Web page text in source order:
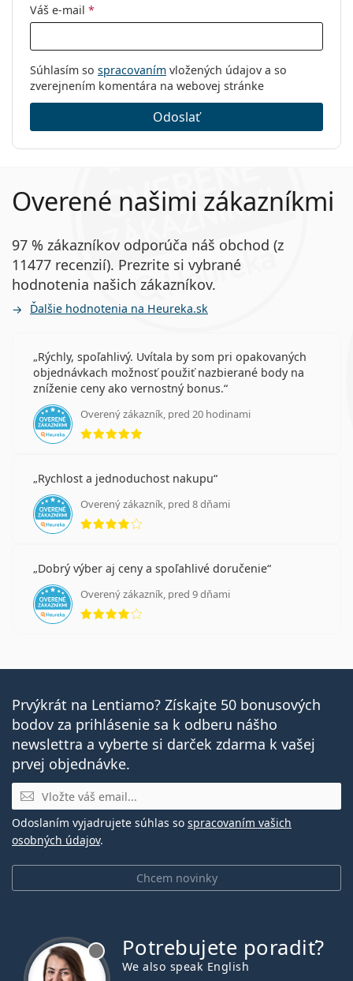
Váš e-mail *
Súhlasím so spracovaním vložených údajov a so
zverejnením komentára na webovej stránke
Odoslať
Overené našimi zákazníkmi
97 % zákazníkov odporúča náš obchod (z
11477 recenzií). Prezrite si vybrané
hodnotenia našich zákazníkov.
Ďalšie hodnotenia na Heureka.sk
Rýchly, spoľahlivý. Uvítala by som pri opakovaných
objednávkach možnosť použiť nazbierané body na
zníženie ceny ako vernostný bonus.
Overený zákazník, pred 20 hodinami
hodnotenie 5 z 5
Rychlost a jednoduchost nakupu
Overený zákazník, pred 8 dňami
hodnotenie 4 z 5
Dobrý výber aj ceny a spoľahlivé doručenie
Overený zákazník, pred 9 dňami
hodnotenie 4 z 5
Prvýkrát na Lentiamo? Získajte 50 bonusových
bodov za prihlásenie sa k odberu nášho
newslettra a vyberte si darček zdarma k vašej
prvej objednávke.
E-mail
Chcem novinky
Odoslaním vyjadrujete súhlas so spracovaním vašich
osobných údajov.
Potrebujete poradiť?
We also speak English